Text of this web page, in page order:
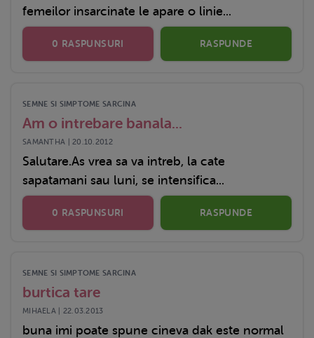
femeilor insarcinate le apare o linie...
0 RASPUNSURI RASPUNDE
SEMNE SI SIMPTOME SARCINA
Am o intrebare banala...
SAMANTHA | 20.10.2012
Salutare.As vrea sa va intreb, la cate
sapatamani sau luni, se intensifica...
0 RASPUNSURI RASPUNDE
SEMNE SI SIMPTOME SARCINA
burtica tare
MIHAELA | 22.03.2013
buna imi poate spune cineva dak este normal